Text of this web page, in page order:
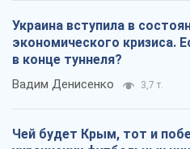
Украина вступила в
экономического кризиса.
в конце туннеля?
Вадим Денисенко 3,7 т.
Чей будет Крым, тот и